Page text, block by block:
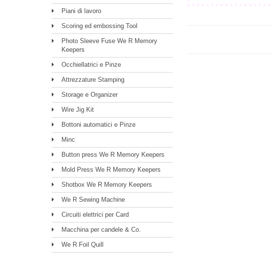
Piani di lavoro
Scoring ed embossing Tool
Photo Sleeve Fuse We R Memory
Keepers
Occhiellatrici e Pinze
Attrezzature Stamping
Storage e Organizer
Wire Jig Kit
Bottoni automatici e Pinze
Minc
Button press We R Memory Keepers
Mold Press We R Memory Keepers
Shotbox We R Memory Keepers
We R Sewing Machine
Circuiti elettrici per Card
Macchina per candele & Co.
We R Foil Quill